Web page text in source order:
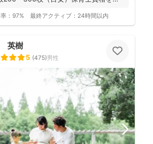
： 97% 最終アクティブ： 24時間以内
英樹
5 (475)男性